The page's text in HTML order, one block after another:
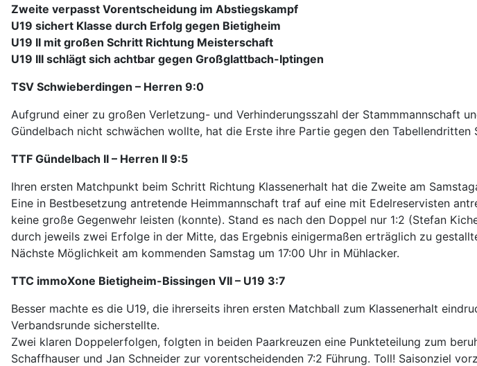
Zweite verpasst Vorentscheidung im Abstiegskampf
U19 sichert Klasse durch Erfolg gegen Bietigheim
U19 II mit großen Schritt Richtung Meisterschaft
U19 III schlägt sich achtbar gegen Großglattbach-Iptingen
TSV Schwieberdingen – Herren 9:0
Aufgrund einer zu großen Verletzung- und Verhinderungsszahl der Stammmannschaft
Gündelbach nicht schwächen wollte, hat die Erste ihre Partie gegen den
TTF Gündelbach II – Herren II 9:5
Ihren ersten Matchpunkt beim Schritt Richtung Klassenerhalt hat die Zweite am
Eine in Bestbesetzung antretende Heimmannschaft traf auf eine mit Edelreservisten
keine große Gegenwehr leisten (konnte). Stand es nach den Doppel nur 1:2 (Stefan
durch jeweils zwei Erfolge in der Mitte, das Ergebnis einigermaßen erträglich zu
Nächste Möglichkeit am kommenden Samstag um 17:00 Uhr in Mühlacker.
TTC immoXone Bietigheim-Bissingen VII – U19 3:7
Besser machte es die U19, die ihrerseits ihren ersten Matchball zum Klassenerhalt
Verbandsrunde sicherstellte.
Zwei klaren Doppelerfolgen, folgten in beiden Paarkreuzen eine Punkteteilung zum
Schaffhauser und Jan Schneider zur vorentscheidenden 7:2 Führung. Toll! Saisonziel